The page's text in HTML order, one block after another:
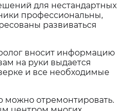
для нестандартных
профессиональны,
развиваться
вносит информацию
на руки выдается
и все необходимые
можно отремонтировать.